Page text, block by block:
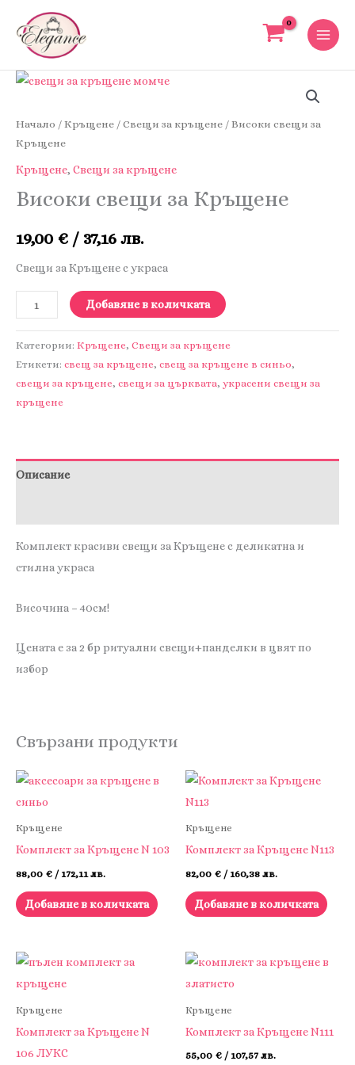
content
Начало / Кръщене / Свещи за кръщене / Високи свещи за
Кръщене
Кръщене, Свещи за кръщене
Високи свещи за Кръщене
19,00 € / 37,16 лв.
Свещи за Кръщене с украса
количество
за
Високи
свещи
за
Кръщене
Добавяне в количката
Категории: Кръщене, Свещи за кръщене
Етикети: свещ за кръщене, свещ за кръщене в синьо,
свещи за кръщене, свещи за църквата, украсени свещи за
кръщене
Описание
Комплект красиви свещи за Кръщене с деликатна и
стилна украса
Височина – 40см!
Цената е за 2 бр ритуални свещи+панделки в цвят по
избор
Свързани продукти
Кръщене
Комплект за Кръщене N 103
88,00 € / 172,11 лв.
Добавяне в количката
Кръщене
Комплект за Кръщене N113
82,00 € / 160,38 лв.
Добавяне в количката
Кръщене
Комплект за Кръщене N
106 ЛУКС
Кръщене
Комплект за Кръщене N111
55,00 € / 107,57 лв.